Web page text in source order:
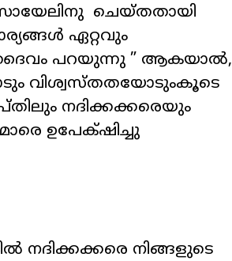
ചെയ്തതായി
ഏറ്റവും
ദൈവം പറയുന്നു ” ആകയാല്‍,
വിശ്വസ്‌തതയോടുംകൂടെ
നദിക്കക്കരെയും
ഉപേക്‌ഷിച്ചു
നദിക്കക്കരെ നിങ്ങളുടെ